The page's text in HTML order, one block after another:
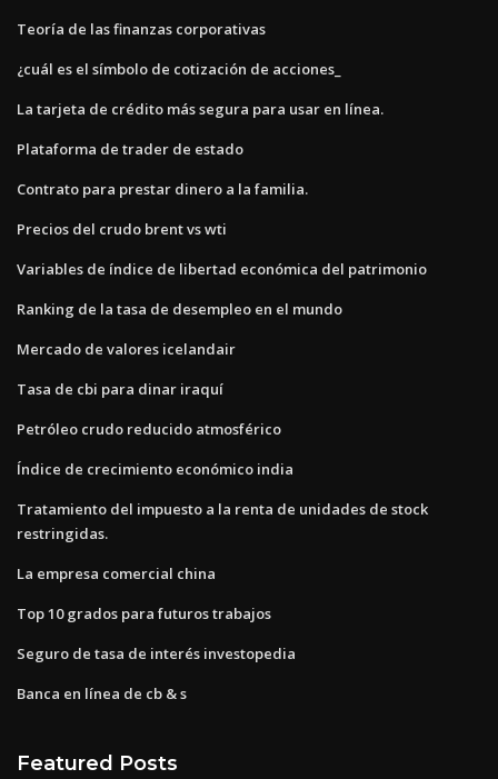
Teoría de las finanzas corporativas
¿cuál es el símbolo de cotización de acciones_
La tarjeta de crédito más segura para usar en línea.
Plataforma de trader de estado
Contrato para prestar dinero a la familia.
Precios del crudo brent vs wti
Variables de índice de libertad económica del patrimonio
Ranking de la tasa de desempleo en el mundo
Mercado de valores icelandair
Tasa de cbi para dinar iraquí
Petróleo crudo reducido atmosférico
Índice de crecimiento económico india
Tratamiento del impuesto a la renta de unidades de stock
restringidas.
La empresa comercial china
Top 10 grados para futuros trabajos
Seguro de tasa de interés investopedia
Banca en línea de cb & s
Featured Posts